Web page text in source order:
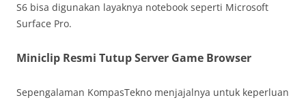
S6 bisa digunakan layaknya notebook seperti Microsoft
Surface Pro.
Miniclip Resmi Tutup Server Game Browser
Sepengalaman KompasTekno menjajalnya untuk keperluan